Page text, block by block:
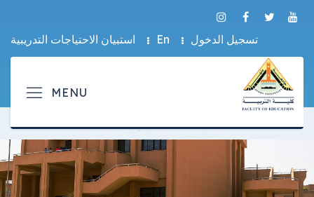
تسجيل الدخول En استبيان الاحتياجات التدريبية